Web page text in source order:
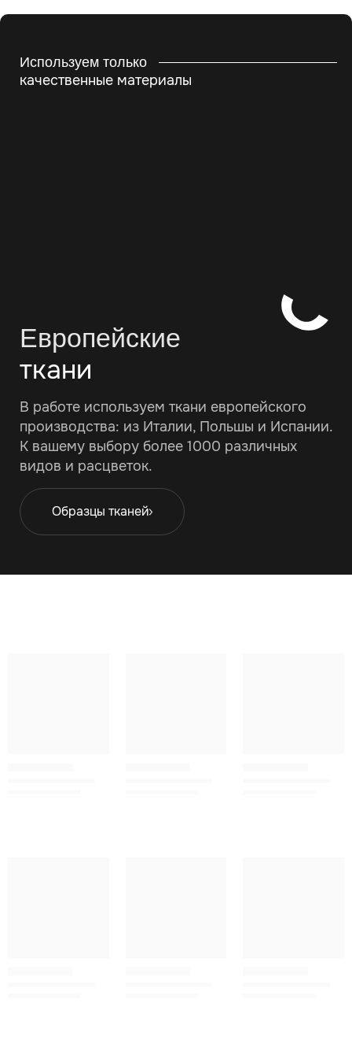
Используем только
качественные материалы
Европейские
ткани
В работе используем ткани европейского
производства: из Италии, Польшы и Испании.
К вашему выбору более 1000 различных
видов и расцветок.
Образцы тканей